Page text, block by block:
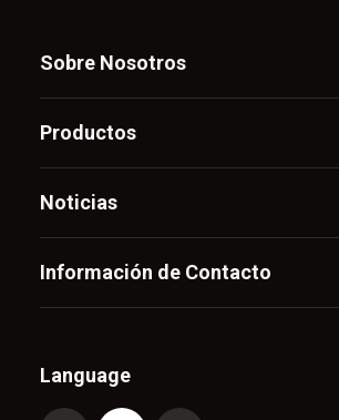
Sobre Nosotros
Productos
Noticias
Información de Contacto
Language